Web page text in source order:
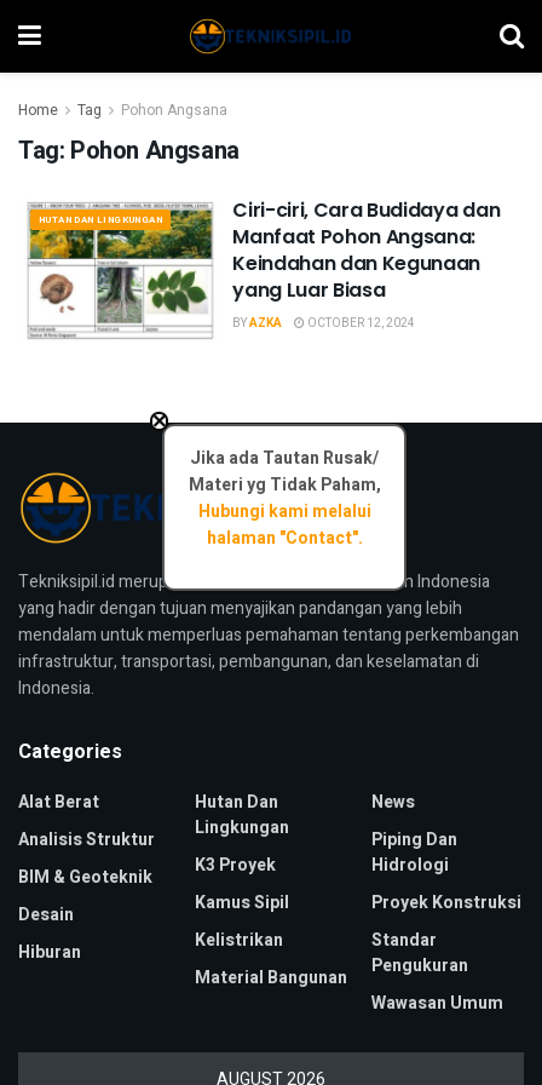
Home Tag Pohon Angsana
Tag: Pohon Angsana
HUTAN DAN LINGKUNGAN
Ciri-ciri, Cara Budidaya dan
Manfaat Pohon Angsana:
Keindahan dan Kegunaan
yang Luar Biasa
BYAZKA OCTOBER 12, 2024
Tekniksipil.id merupakan media konstruksi bangunan Indonesia
yang hadir dengan tujuan menyajikan pandangan yang lebih
mendalam untuk memperluas pemahaman tentang perkembangan
infrastruktur, transportasi, pembangunan, dan keselamatan di
Indonesia.
Jika ada Tautan Rusak/
Materi yg Tidak Paham,
Hubungi kami melalui
halaman "Contact".
×
Categories
Alat Berat
Analisis Struktur
BIM & Geoteknik
Desain
Hiburan
Hutan Dan
Lingkungan
K3 Proyek
Kamus Sipil
Kelistrikan
Material Bangunan
News
Piping Dan
Hidrologi
Proyek Konstruksi
Standar
Pengukuran
Wawasan Umum
AUGUST 2026